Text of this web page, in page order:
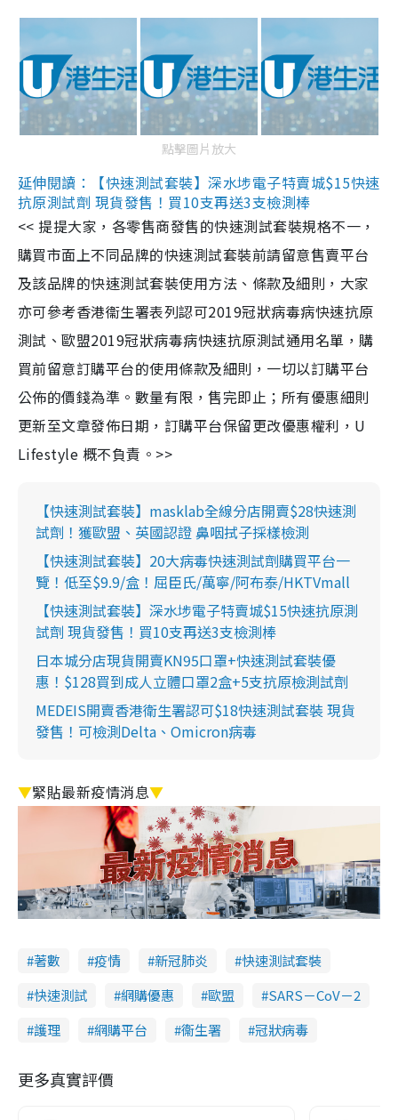
點擊圖片放大
延伸閱讀：【快速測試套裝】深水埗電子特賣城$15快速
抗原測試劑 現貨發售！買10支再送3支檢測棒
<< 提提大家，各零售商發售的快速測試套裝規格不一，
購買市面上不同品牌的快速測試套裝前請留意售賣平台
及該品牌的快速測試套裝使用方法、條款及細則，大家
亦可參考香港衞生署表列認可2019冠狀病毒病快速抗原
測試、歐盟2019冠狀病毒病快速抗原測試通用名單，購
買前留意訂購平台的使用條款及細則，一切以訂購平台
公佈的價錢為準。數量有限，售完即止；所有優惠細則
更新至文章發佈日期，訂購平台保留更改優惠權利，U
Lifestyle 概不負責。>>
【快速測試套裝】masklab全線分店開賣$28快速測
試劑！獲歐盟、英國認證 鼻咽拭子採樣檢測
【快速測試套裝】20大病毒快速測試劑購買平台一
覽！低至$9.9/盒！屈臣氏/萬寧/阿布泰/HKTVmall
【快速測試套裝】深水埗電子特賣城$15快速抗原測
試劑 現貨發售！買10支再送3支檢測棒
日本城分店現貨開賣KN95口罩+快速測試套裝優
惠！$128買到成人立體口罩2盒+5支抗原檢測試劑
MEDEIS開賣香港衛生署認可$18快速測試套裝 現貨
發售！可檢測Delta、Omicron病毒
▼緊貼最新疫情消息▼
著數 疫情 新冠肺炎
快速測試套裝
快速測試
網購優惠 歐盟
SARS－CoV－2
護理
網購平台 衞生署 冠狀病毒
更多真實評價